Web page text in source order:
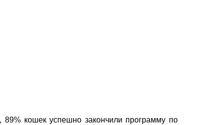
кошек успешно закончили программу по